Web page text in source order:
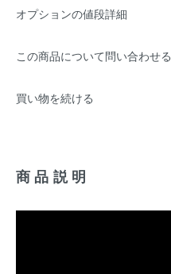
オプションの値段詳細
この商品について問い合わせる
買い物を続ける
商品説明